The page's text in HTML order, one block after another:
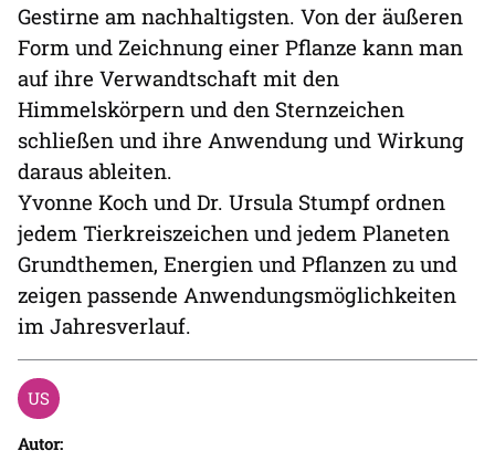
Gestirne am nachhaltigsten. Von der äußeren
Form und Zeichnung einer Pflanze kann man
auf ihre Verwandtschaft mit den
Himmelskörpern und den Sternzeichen
schließen und ihre Anwendung und Wirkung
daraus ableiten.
Yvonne Koch und Dr. Ursula Stumpf ordnen
jedem Tierkreiszeichen und jedem Planeten
Grundthemen, Energien und Pflanzen zu und
zeigen passende Anwendungsmöglichkeiten
im Jahresverlauf.
Autor: